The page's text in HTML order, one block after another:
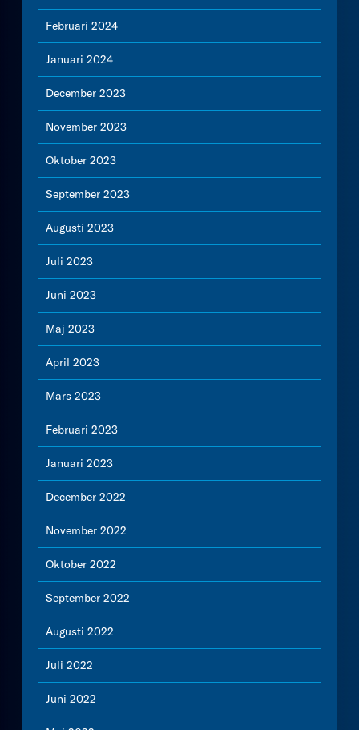
Februari 2024
Januari 2024
December 2023
November 2023
Oktober 2023
September 2023
Augusti 2023
Juli 2023
Juni 2023
Maj 2023
April 2023
Mars 2023
Februari 2023
Januari 2023
December 2022
November 2022
Oktober 2022
September 2022
Augusti 2022
Juli 2022
Juni 2022